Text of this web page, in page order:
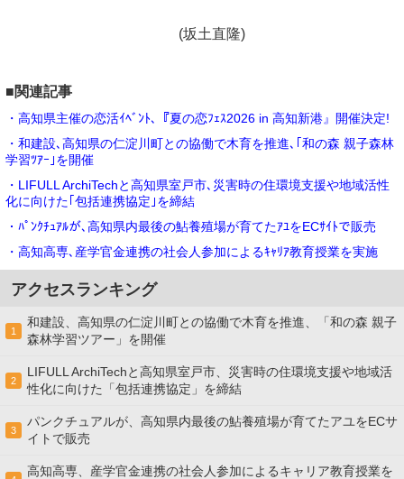
(坂土直隆)
■関連記事
・高知県主催の恋活ｲﾍﾞﾝﾄ､『夏の恋ﾌｪｽ2026 in 高知新港』開催決定!
・和建設､高知県の仁淀川町との協働で木育を推進､｢和の森 親子森林
学習ﾂｱｰ｣を開催
・LIFULL ArchiTechと高知県室戸市､災害時の住環境支援や地域活性
化に向けた｢包括連携協定｣を締結
・ﾊﾟﾝｸﾁｭｱﾙが､高知県内最後の鮎養殖場が育てたｱﾕをECｻｲﾄで販売
・高知高専､産学官金連携の社会⼈参加によるｷｬﾘｱ教育授業を実施
アクセスランキング
1
和建設、高知県の仁淀川町との協働で木育を推進、「和の森 親子
森林学習ツアー」を開催
2
LIFULL ArchiTechと高知県室戸市、災害時の住環境支援や地域活
性化に向けた「包括連携協定」を締結
3
パンクチュアルが、高知県内最後の鮎養殖場が育てたアユをECサ
イトで販売
高知高専、産学官金連携の社会⼈参加によるキャリア教育授業を